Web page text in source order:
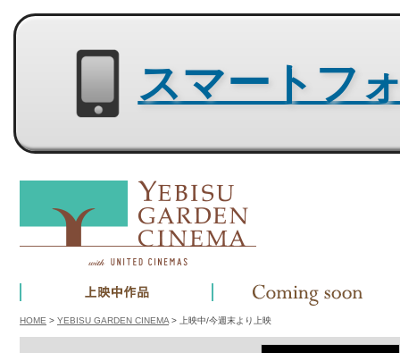
HOME > YEBISU GARDEN CINEMA > 上映中/今週末より上映